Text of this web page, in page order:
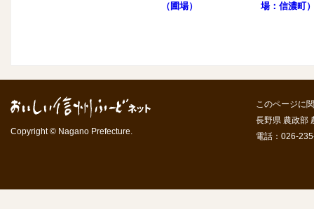
（圃場）
場：信濃町
Copyright © Nagano Prefecture.
このページに
長野県 農政部
電話：026-